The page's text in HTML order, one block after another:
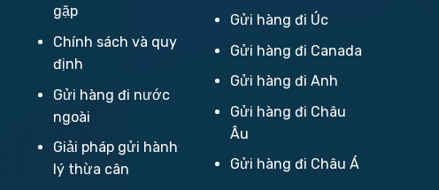
gặp
Chính sách và quy
định
Gửi hàng đi nước
ngoài
Giải pháp gửi hành
lý thừa cân
Gửi hàng đi Úc
Gửi hàng đi Canada
Gửi hàng đi Anh
Gửi hàng đi Châu
Âu
Gửi hàng đi Châu Á